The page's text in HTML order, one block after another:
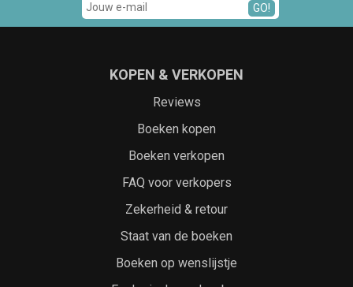
GO!
KOPEN & VERKOPEN
Reviews
Boeken kopen
Boeken verkopen
FAQ voor verkopers
Zekerheid & retour
Staat van de boeken
Boeken op wenslijstje